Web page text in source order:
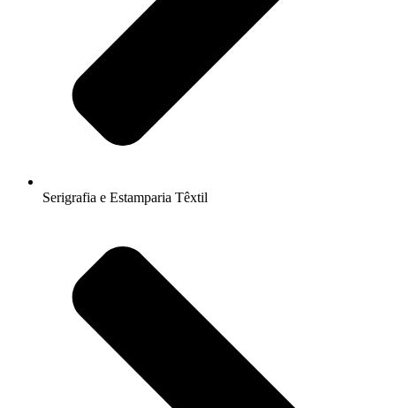
Serigrafia e Estamparia Têxtil